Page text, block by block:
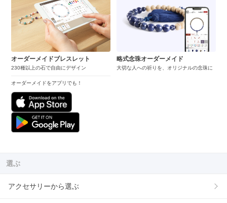
オーダーメイドブレスレット
230種以上の石で自由にデザイン
オーダーメイドをアプリでも！
略式念珠オーダーメイド
大切な人への祈りを、オリジナルの念珠に
選ぶ
アクセサリーから選ぶ